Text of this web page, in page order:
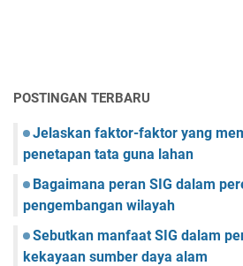
POSTINGAN TERBARU
Jelaskan faktor-faktor yang
penetapan tata guna lahan
Bagaimana peran SIG dalam
pengembangan wilayah
Sebutkan manfaat SIG dalam
kekayaan sumber daya alam